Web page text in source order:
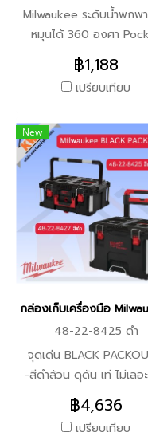
Milwaukee ระดับน้ำพกพ
หมุนได้ 360 องศา
level 48-22-5102 คุณส
สินค้า -แม่เหล็กแรงสูง ติด
กว่าแม่ดหล็กทั่วไป 2 เท่า
-ระบบล็อค องศาระดับน้ำ
อย่างแม่นยำ -ตัวระดับน้ำมี
ทนทานสูง
฿1,188
เปรียบเทียบ
New
กล่องเก็บเครื่องมือ
48-22-8425 ดำ
จุดเด่น BLACK
-สีดำล้วน ดุดัน เท่ ไม่เลอ
-ระบบ PACKOUT™
ต่อขยายได้ -โครงสร้างแข็ง
ทนฝุ่น ทนแรงกระแทก -ล็
฿4,636
เปรียบเทียบ